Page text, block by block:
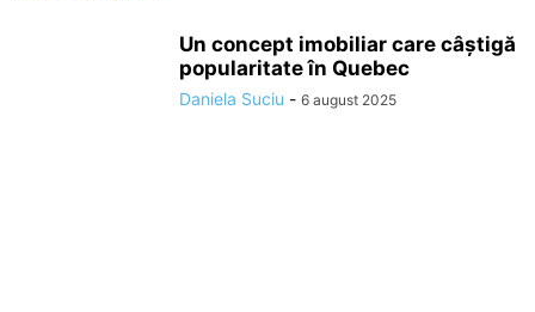
Un concept imobiliar care câștigă
popularitate în Quebec
Daniela Suciu - 6 august 2025